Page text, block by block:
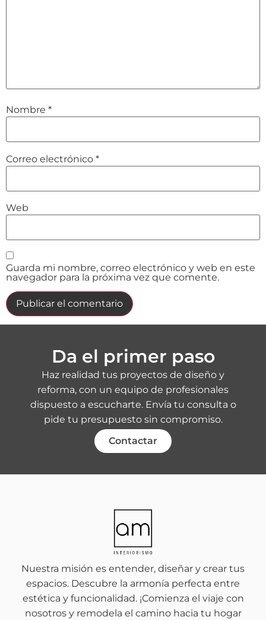
Nombre *
Correo electrónico *
Web
Guarda mi nombre, correo electrónico y web en este
navegador para la próxima vez que comente.
Da el primer paso
Haz realidad tus proyectos de diseño y
reforma, con un equipo de profesionales
dispuesto a escucharte. Envía tu consulta o
pide tu presupuesto sin compromiso.
Contactar
Nuestra misión es entender, diseñar y crear tus
espacios. Descubre la armonía perfecta entre
estética y funcionalidad. ¡Comienza el viaje con
nosotros y remodela el camino hacia tu hogar